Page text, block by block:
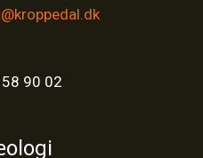
58 90 02